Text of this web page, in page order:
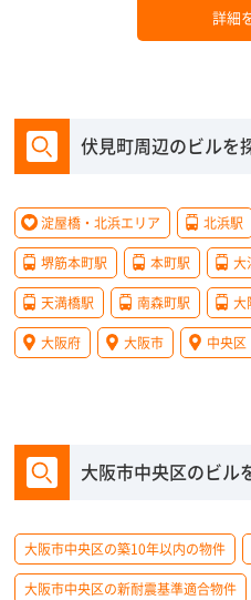
詳細
伏見町周辺のビルを
淀屋橋・北浜エリア 北浜駅
堺筋本町駅 本町駅 大
天満橋駅 南森町駅 大
大阪府 大阪市 中央区
大阪市中央区のビル
大阪市中央区の築10年以内の物件
大阪市中央区の新耐震基準適合物件